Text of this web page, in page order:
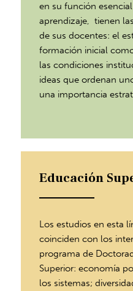
en su función
aprendizaje, tienen
de sus docentes: el
formación inicial
las condiciones
ideas que ordenan
una importancia
Educación
Los estudios en esta
coinciden con los
programa de
Superior: economía
los sistemas;